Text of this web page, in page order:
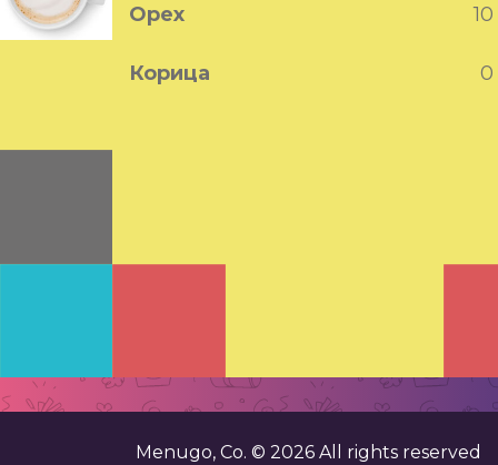
Орех
Корица 0
Menugo, Co. © 2026 All rights reserved